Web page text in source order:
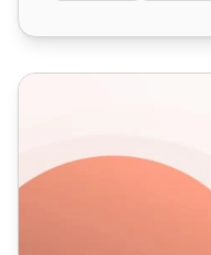
Modelos de Email de